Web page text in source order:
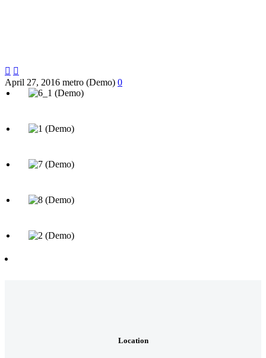
 
April 27, 2016 metro (Demo) 0
Location